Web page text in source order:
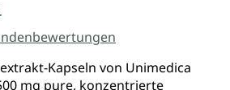
Kapseln von Unimedica
mg pure, konzentrierte